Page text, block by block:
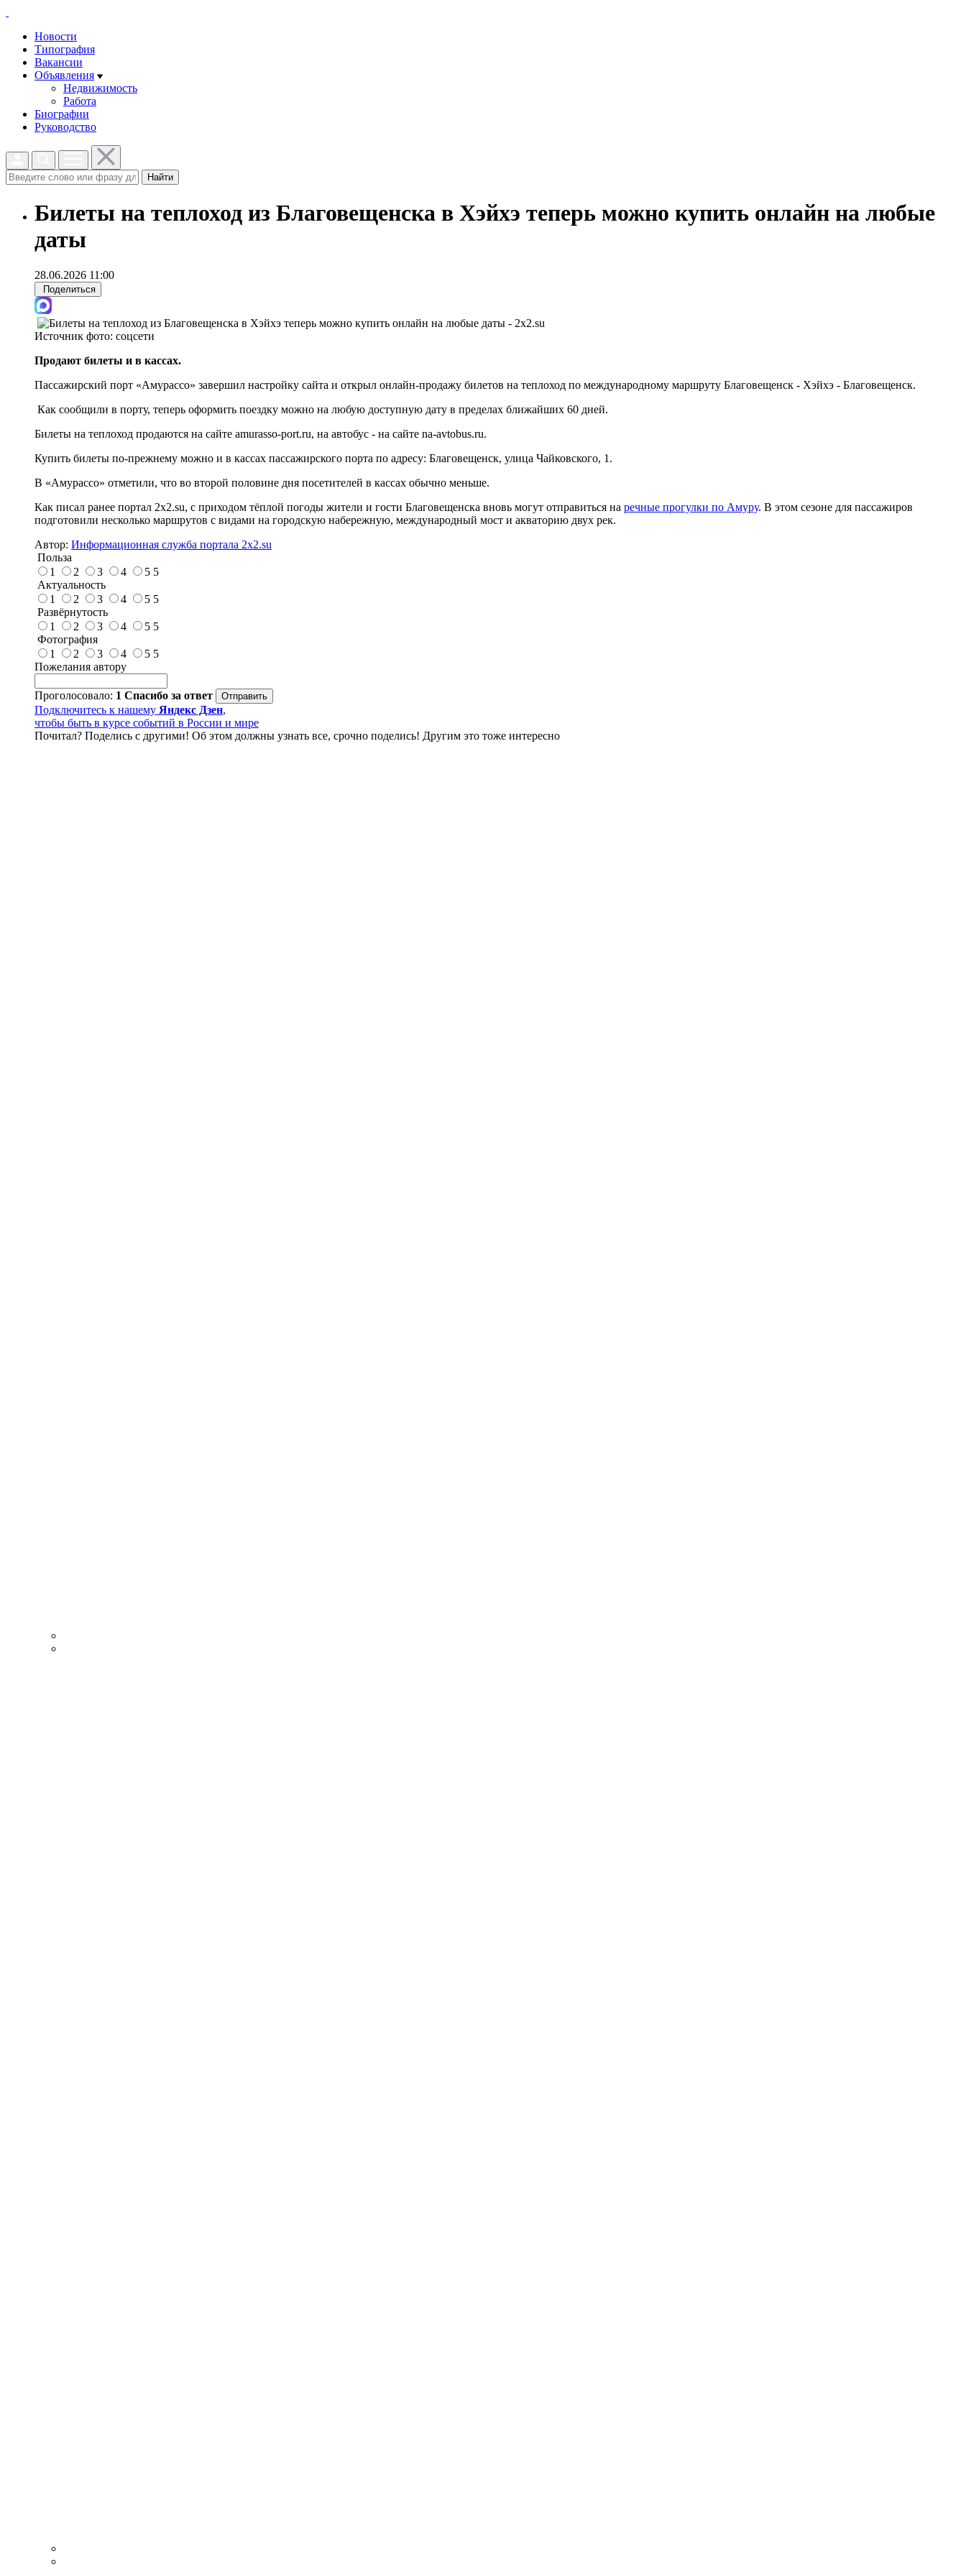
Новости
Типография
Вакансии
Объявления
Недвижимость
Работа
Биографии
Руководство
Найти
Билеты на теплоход из Благовещенска в Хэйхэ теперь можно купить онлайн на любые
даты
28.06.2026 11:00
Поделиться
Источник фото: соцсети
Продают билеты и в кассах.
Пассажирский порт «Амурассо» завершил настройку сайта и открыл онлайн-продажу билетов на теплоход по международному маршруту Благовещенск - Хэйхэ - Благовещенск.
Как сообщили в порту, теперь оформить поездку можно на любую доступную дату в пределах ближайших 60 дней.
Билеты на теплоход продаются на сайте amurasso-port.ru, на автобус - на сайте na-avtobus.ru.
Купить билеты по-прежнему можно и в кассах пассажирского порта по адресу: Благовещенск, улица Чайковского, 1.
В «Амурассо» отметили, что во второй половине дня посетителей в кассах обычно меньше.
Как писал ранее портал 2х2.su, с приходом тёплой погоды жители и гости Благовещенска вновь могут отправиться на речные прогулки по Амуру. В этом сезоне для пассажиров
подготовили несколько маршрутов с видами на городскую набережную, международный мост и акваторию двух рек.
Автор: Информационная служба портала 2x2.su
Польза
1
2 3 4 5 5
Актуальность
1
2 3 4 5 5
Развёрнутость
1
2 3 4 5 5
Фотография
1
2 3 4 5 5
Пожелания автору
Проголосовало: 1 Спасибо за ответ
Подключитесь к нашему Яндекс Дзен,
чтобы быть в курсе событий в России и мире
Почитал? Поделись с другими! Об этом должны узнать все, срочно поделись! Другим это тоже интересно